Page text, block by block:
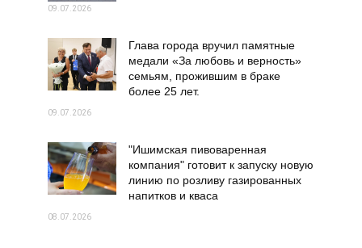
09.07.2026
Глава города вручил памятные
медали «За любовь и верность»
семьям, прожившим в браке
более 25 лет.
09.07.2026
"Ишимская пивоваренная
компания" готовит к запуску новую
линию по розливу газированных
напитков и кваса
08.07.2026